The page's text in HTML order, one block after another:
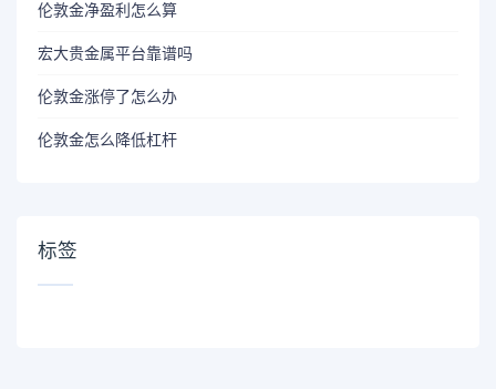
伦敦金净盈利怎么算
宏大贵金属平台靠谱吗
伦敦金涨停了怎么办
伦敦金怎么降低杠杆
标签